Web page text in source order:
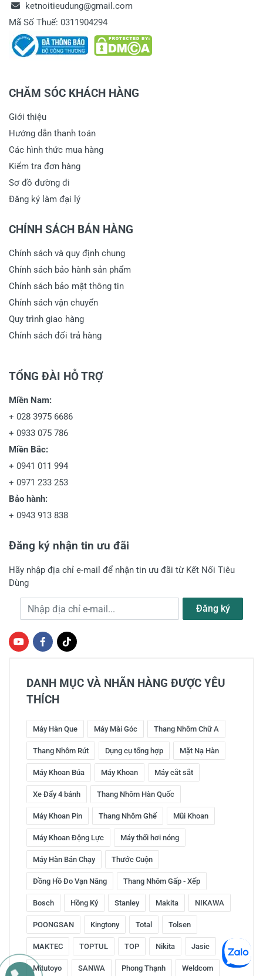
ketnoitieudung@gmail.com
Mã Số Thuế: 0311904294
CHĂM SÓC KHÁCH HÀNG
Giới thiệu
Hướng dẫn thanh toán
Các hình thức mua hàng
Kiểm tra đơn hàng
Sơ đồ đường đi
Đăng ký làm đại lý
CHÍNH SÁCH BÁN HÀNG
Chính sách và quy định chung
Chính sách bảo hành sản phẩm
Chính sách bảo mật thông tin
Chính sách vận chuyển
Quy trình giao hàng
Chính sách đổi trả hàng
TỔNG ĐÀI HỖ TRỢ
Miền Nam:
+ 028 3975 6686
+ 0933 075 786
Miền Bắc:
+ 0941 011 994
+ 0971 233 253
Bảo hành:
+ 0943 913 838
Đăng ký nhận tin ưu đãi
Hãy nhập địa chỉ e-mail để nhận tin ưu đãi từ Kết Nối Tiêu
Dùng
Địa chỉ e-mail Đăng ký
DANH MỤC VÀ NHÃN HÀNG ĐƯỢC YÊU
THÍCH
Máy Hàn Que Máy Mài Góc Thang Nhôm Chữ A
Thang Nhôm Rút Dụng cụ tổng hợp Mặt Nạ Hàn
Máy Khoan Búa Máy Khoan Máy cắt sắt
Xe Đẩy 4 bánh Thang Nhôm Hàn Quốc
Máy Khoan Pin Thang Nhôm Ghế Mũi Khoan
Máy Khoan Động Lực Máy thổi hơi nóng
Máy Hàn Bán Chạy Thước Cuộn
Đồng Hồ Đo Vạn Năng Thang Nhôm Gấp - Xếp
Bosch Hồng Ký Stanley Makita NIKAWA
POONGSAN Kingtony Total Tolsen
MAKTEC TOPTUL TOP Nikita Jasic
Mitutoyo SANWA Phong Thạnh Weldcom